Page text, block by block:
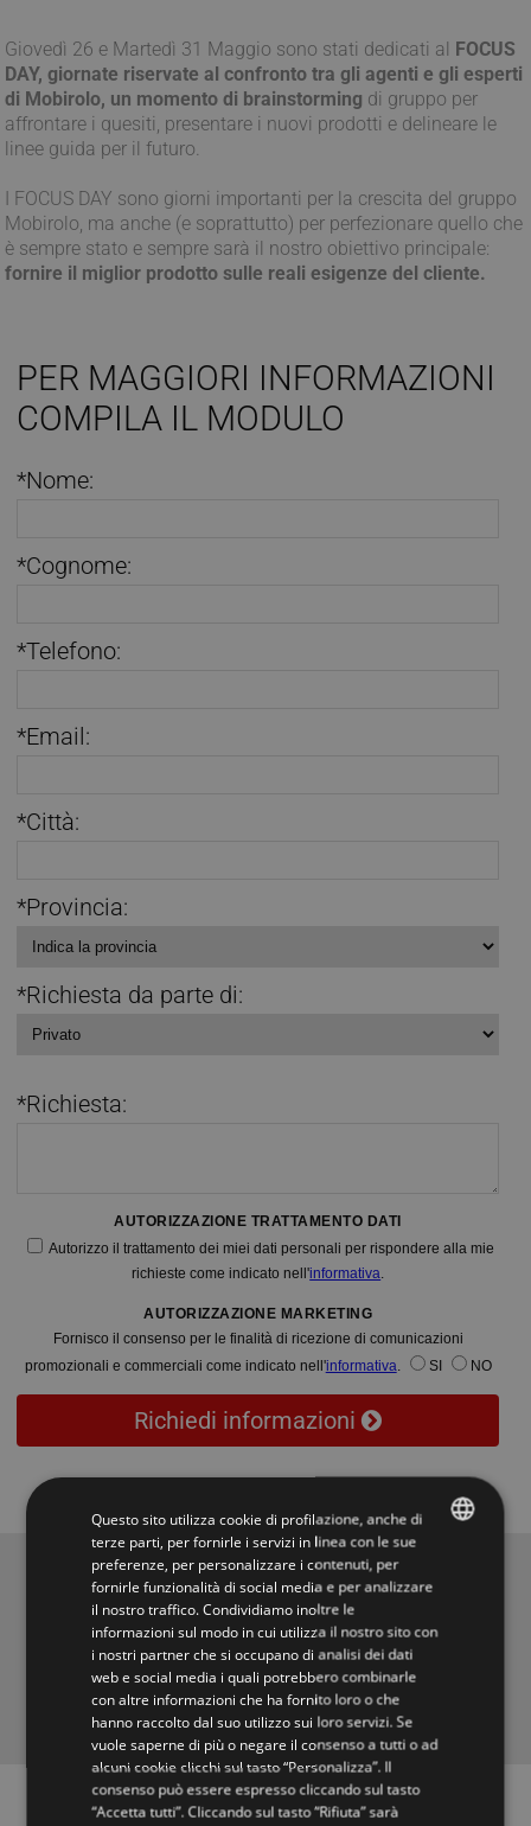
Giovedì 26 e Martedì 31 Maggio sono stati dedicati al FOCUS
DAY, giornate riservate al confronto tra gli agenti e gli esperti
di Mobirolo, un momento di brainstorming di gruppo per
affrontare i quesiti, presentare i nuovi prodotti e delineare le
linee guida per il futuro.
I FOCUS DAY sono giorni importanti per la crescita del gruppo
Mobirolo, ma anche (e soprattutto) per perfezionare quello che
è sempre stato e sempre sarà il nostro obiettivo principale:
fornire il miglior prodotto sulle reali esigenze del cliente.
PER MAGGIORI INFORMAZIONI
COMPILA IL MODULO
*Nome:
*Cognome:
*Telefono:
*Email:
*Città:
*Provincia:
*Richiesta da parte di:
*Richiesta:
AUTORIZZAZIONE TRATTAMENTO DATI
Autorizzo il trattamento dei miei dati personali per rispondere alla mie
richieste come indicato nell'informativa
AUTORIZZAZIONE MARKETING
Fornisco il consenso per le finalità di ricezione di comunicazioni
promozionali e commerciali come indicato nell'informativa SI NO
Richiedi informazioni
Scale interne
Scale a chiocciola e scale per interni
dal 1966
Scale interne moderne,scala a chiocciola,scale a sbalzo
scale elicoidali,scale retrattilie scale per esterni.
Questo sito utilizza cookie di profilazione, anche di
terze parti, per fornirle i servizi in linea con le sue
preferenze, per personalizzare i contenuti, per
fornirle funzionalità di social media e per analizzare
il nostro traffico. Condividiamo inoltre le
informazioni sul modo in cui utilizza il nostro sito con
i nostri partner che si occupano di analisi dei dati
web e social media i quali potrebbero combinarle
con altre informazioni che ha fornito loro o che
hanno raccolto dal suo utilizzo sui loro servizi. Se
vuole saperne di più o negare il consenso a tutti o ad
alcuni cookie clicchi sul tasto “Personalizza”. Il
consenso può essere espresso cliccando sul tasto
“Accetta tutti”. Cliccando sul tasto “Rifiuta” sarà